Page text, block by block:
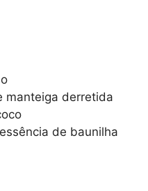
manteiga derretida
de baunilha